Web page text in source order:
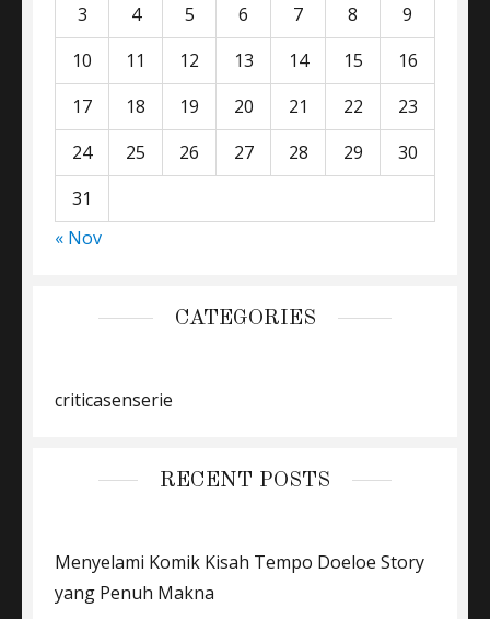
3
4 5 6 7 8
9
10
11 12 13 14 15
16
17
18 19 20 21 22
23
24
25 26 27 28 29
30
31
« Nov
CATEGORIES
criticasenserie
RECENT POSTS
Menyelami Komik Kisah Tempo Doeloe Story
yang Penuh Makna